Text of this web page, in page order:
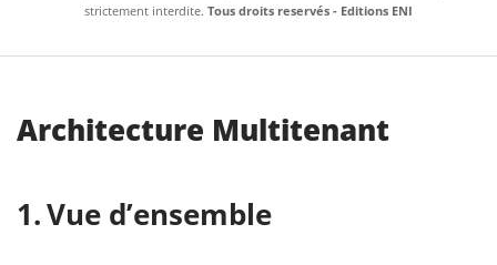
strictement interdite. Tous droits reservés - Editions ENI
Architecture Multitenant
Vue d’ensemble